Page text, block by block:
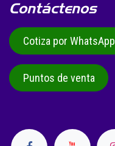
Contáctenos
Cotiza por WhatsApp
Puntos de venta